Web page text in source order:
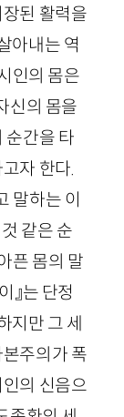
된 활력을
아내는 역
인의 몸은
신의 몸을
순간을 타
자 한다.
말하는 이
같은 순
픈 몸의 말
』는 단정
지만 그 세
주의가 폭
의 신음으